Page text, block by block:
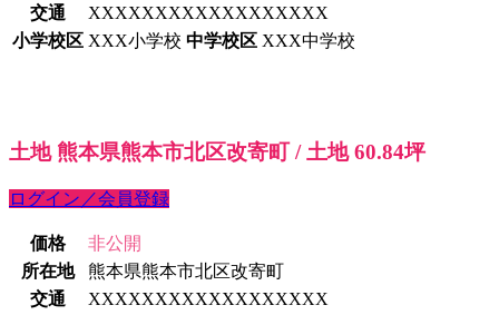
交通
XXXXXXXXXXXXXXXXXX
小学校区 XXX小学校 中学校区 XXX中学校
土地 熊本県熊本市北区改寄町 / 土地 60.84坪
ログイン／会員登録
価格
非公開
所在地
熊本県熊本市北区改寄町
交通
XXXXXXXXXXXXXXXXXX